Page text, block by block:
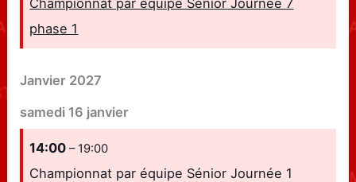
Championnat par équipe Sénior Journée 7
phase 1
Janvier 2027
samedi 16 janvier
14:00– 19:00
Championnat par équipe Sénior Journée 1